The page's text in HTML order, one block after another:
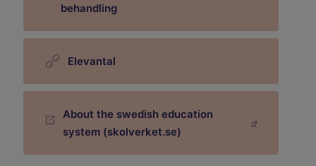
behandling
Elevantal
About the swedish education
system (skolverket.se)
Länk till annan webbplats.